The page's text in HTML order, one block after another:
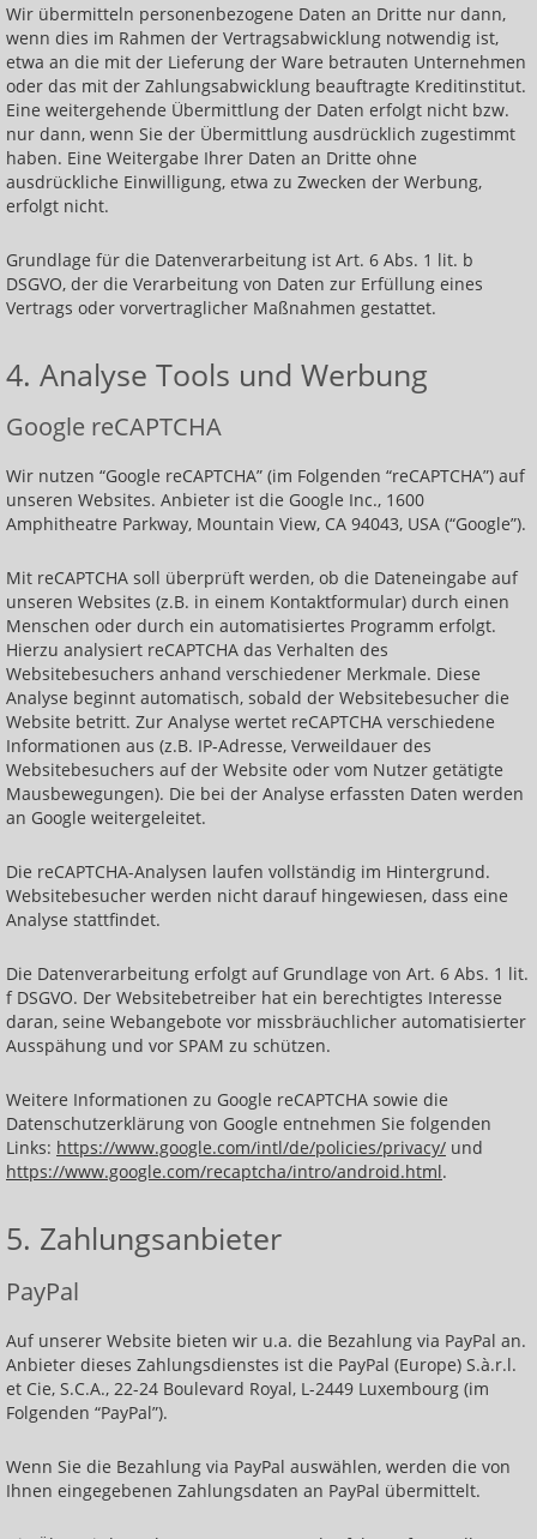
Wir übermitteln personenbezogene Daten an Dritte nur dann,
wenn dies im Rahmen der Vertragsabwicklung notwendig ist,
etwa an die mit der Lieferung der Ware betrauten Unternehmen
oder das mit der Zahlungsabwicklung beauftragte Kreditinstitut.
Eine weitergehende Übermittlung der Daten erfolgt nicht bzw.
nur dann, wenn Sie der Übermittlung ausdrücklich zugestimmt
haben. Eine Weitergabe Ihrer Daten an Dritte ohne
ausdrückliche Einwilligung, etwa zu Zwecken der Werbung,
erfolgt nicht.
Grundlage für die Datenverarbeitung ist Art. 6 Abs. 1 lit. b
DSGVO, der die Verarbeitung von Daten zur Erfüllung eines
Vertrags oder vorvertraglicher Maßnahmen gestattet.
4. Analyse Tools und Werbung
Google reCAPTCHA
Wir nutzen “Google reCAPTCHA” (im Folgenden “reCAPTCHA”) auf
unseren Websites. Anbieter ist die Google Inc., 1600
Amphitheatre Parkway, Mountain View, CA 94043, USA (“Google”).
Mit reCAPTCHA soll überprüft werden, ob die Dateneingabe auf
unseren Websites (z.B. in einem Kontaktformular) durch einen
Menschen oder durch ein automatisiertes Programm erfolgt.
Hierzu analysiert reCAPTCHA das Verhalten des
Websitebesuchers anhand verschiedener Merkmale. Diese
Analyse beginnt automatisch, sobald der Websitebesucher die
Website betritt. Zur Analyse wertet reCAPTCHA verschiedene
Informationen aus (z.B. IP-Adresse, Verweildauer des
Websitebesuchers auf der Website oder vom Nutzer getätigte
Mausbewegungen). Die bei der Analyse erfassten Daten werden
an Google weitergeleitet.
Die reCAPTCHA-Analysen laufen vollständig im Hintergrund.
Websitebesucher werden nicht darauf hingewiesen, dass eine
Analyse stattfindet.
Die Datenverarbeitung erfolgt auf Grundlage von Art. 6 Abs. 1 lit.
f DSGVO. Der Websitebetreiber hat ein berechtigtes Interesse
daran, seine Webangebote vor missbräuchlicher automatisierter
Ausspähung und vor SPAM zu schützen.
Weitere Informationen zu Google reCAPTCHA sowie die
Datenschutzerklärung von Google entnehmen Sie folgenden
Links: https://www.google.com/intl/de/policies/privacy/ und
https://www.google.com/recaptcha/intro/android.html.
5. Zahlungsanbieter
PayPal
Auf unserer Website bieten wir u.a. die Bezahlung via PayPal an.
Anbieter dieses Zahlungsdienstes ist die PayPal (Europe) S.à.r.l.
et Cie, S.C.A., 22-24 Boulevard Royal, L-2449 Luxembourg (im
Folgenden “PayPal”).
Wenn Sie die Bezahlung via PayPal auswählen, werden die von
Ihnen eingegebenen Zahlungsdaten an PayPal übermittelt.